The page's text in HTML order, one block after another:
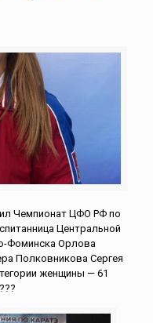
Чемпионат ЦФО РФ по
Центральной
Фоминска Орлова
Полковникова Сергея
женщины — 61